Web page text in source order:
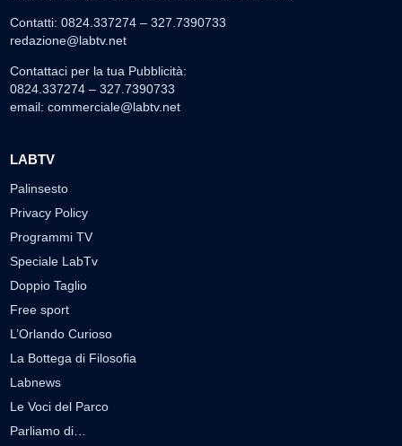
Contatti: 0824.337274 – 327.7390733
redazione@labtv.net
Contattaci per la tua Pubblicità:
0824.337274 – 327.7390733
email: commerciale@labtv.net
LABTV
Palinsesto
Privacy Policy
Programmi TV
Speciale LabTv
Doppio Taglio
Free sport
L’Orlando Curioso
La Bottega di Filosofia
Labnews
Le Voci del Parco
Parliamo di…